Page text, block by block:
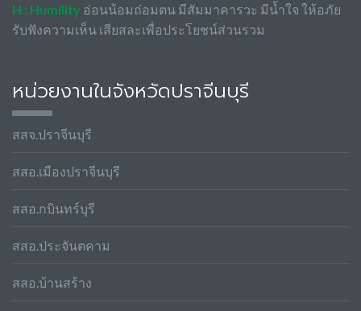
H : Humility อ่อนน้อมถ่อมตน มีสัมมาคารวะ มีน้ำใจ ให้อภัย
รับฟังความเห็น เสียสละเพื่อประโยชน์ส่วนรวม
หน่วยงานในจังหวัดปราจีนบุรี
สสจ.ปราจีนบุรี
สสอ.เมืองปราจีนบุรี
สสอ.กบินทร์บุรี
สสอ.ประจันตคาม
สสอ.บ้านสร้าง